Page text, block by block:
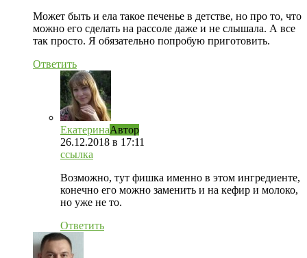
Может быть и ела такое печенье в детстве, но про то, что
можно его сделать на рассоле даже и не слышала. А все
так просто. Я обязательно попробую приготовить.
Ответить
ЕкатеринаАвтор
26.12.2018 в 17:11
ссылка
Возможно, тут фишка именно в этом ингредиенте,
конечно его можно заменить и на кефир и молоко,
но уже не то.
Ответить